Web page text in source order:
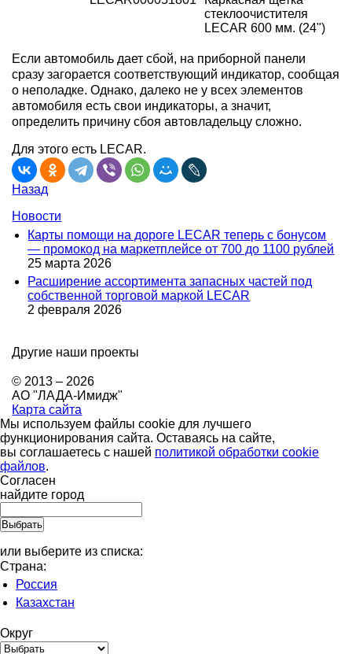
стеклоочистителя
LECAR 600 мм. (24")
Если автомобиль дает сбой, на приборной панели
сразу загорается соответствующий индикатор, сообщая
о неполадке. Однако, далеко не у всех элементов
автомобиля есть свои индикаторы, а значит,
определить причину сбоя автовладельцу сложно.
Для этого есть LECAR.
Назад
Новости
Карты помощи на дороге LECAR теперь с бонусом
— промокод на маркетплейсе от 700 до 1100 рублей
25 марта 2026
Расширение ассортимента запасных частей под
собственной торговой маркой LECAR
2 февраля 2026
Другие наши проекты
© 2013 – 2026
АО "ЛАДА-Имидж"
Карта сайта
Мы используем файлы cookie для лучшего
функционирования сайта. Оставаясь на сайте,
вы соглашаетесь с нашей политикой обработки cookie
файлов.
Согласен
найдите город
или выберите из списка:
Страна:
Россия
Казахстан
Округ